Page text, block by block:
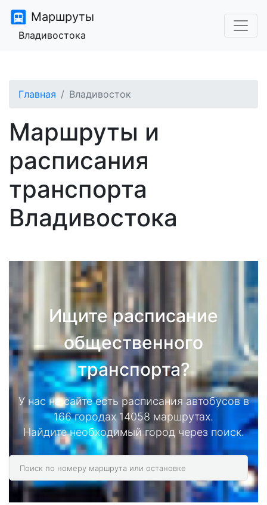
Маршруты
Владивостока
Главная Владивосток
Маршруты и
расписания
транспорта
Владивостока
Ищите расписание
общественного
транспорта?
У нас на сайте есть расписания автобусов в
166 городах 14058 маршрутах.
Найдите необходимый город через поиск.